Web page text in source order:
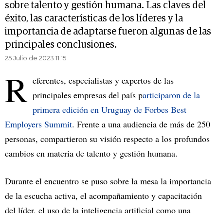
sobre talento y gestión humana. Las claves del
éxito, las características de los líderes y la
importancia de adaptarse fueron algunas de las
principales conclusiones.
25 Julio de 2023 11.15
R eferentes, especialistas y expertos de las
principales empresas del país participaron de la
primera edición en Uruguay de Forbes Best
Employers Summit. Frente a una audiencia de más de 250
personas, compartieron su visión respecto a los profundos
cambios en materia de talento y gestión humana.
Durante el encuentro se puso sobre la mesa la importancia
de la escucha activa, el acompañamiento y capacitación
del líder, el uso de la inteligencia artificial como una